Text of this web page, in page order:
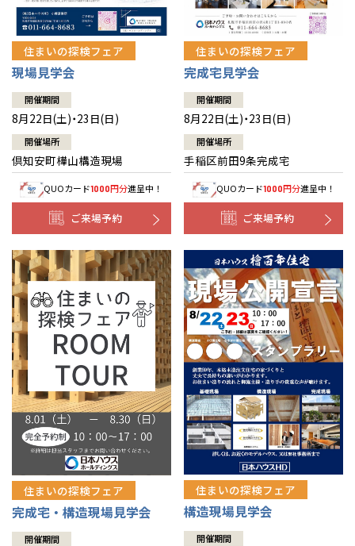
住まいの探検フェア
現場見学会
開催期間
8月22日(土)・23日(日)
開催場所
倶知安町樺山構造現場
QUOカード1000円分進呈中！
ご来場予約
住まいの探検フェア
完成宅見学会
開催期間
8月22日(土)・23日(日)
開催場所
手稲区前田9条完成宅
QUOカード1000円分進呈中！
ご来場予約
住まいの探検フェア
完成宅・構造現場見学会
開催期間
住まいの探検フェア
構造現場見学会
開催期間
道央
道北
道南
道東
青森
秋田
岩手
山形
宮城
福島
甲信越・北陸
新潟
山梨
長野
富山
石川
福井
関東
東京
神奈川
埼玉
千葉
茨城
栃木
群馬
東海
愛知
岐阜
静岡
三重
近畿
大阪
京都
兵庫
奈良
滋賀
和歌山
中国・四国
岡山
香川
愛媛
鳥取
島根
広島
山口
徳島
高知
九州
福岡
佐賀
熊本
大分
宮崎
鹿児島
長崎
沖縄
分譲マンション
※現住所のある都道府県以外の建築予定地の方でも現住所の有るお近
くの展示場又は店舗にお問合せください。移住の計画の方もご相談対
応します。お気軽にご相談ください。
道央
苫小牧千歳
小樽
道北
道南
道東
釧路
青森県
八戸
青森
秋田県
秋田
岩手県
山形県
宮城県
仙台
福島県
会津
甲信越・北陸
新潟県
長岡
山梨県
長野県
富山県
富山
石川県
福井県
福井
関東
東京都
神奈川県
相模
埼玉県
埼玉
千葉県
千葉
柏
茨城県
水戸
栃木県
宇都宮
小山
群馬県
群馬
伊勢崎
東海
愛知県
岐阜県
岐阜
静岡県
三重県
四日市
近畿
大阪府
大阪
京都府
京都
兵庫県
姫路
奈良県
奈良
中国・四国
岡山県
岡山
愛媛県
松山
九州
福岡県
福岡
佐賀県
佐賀
熊本県
熊本
大分県
大分
宮崎県
宮崎
鹿児島県
鹿児島